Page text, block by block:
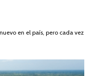
en el país, pero cada vez